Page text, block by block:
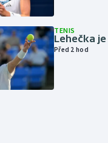
TENIS
Lehečka
Před 2 hod